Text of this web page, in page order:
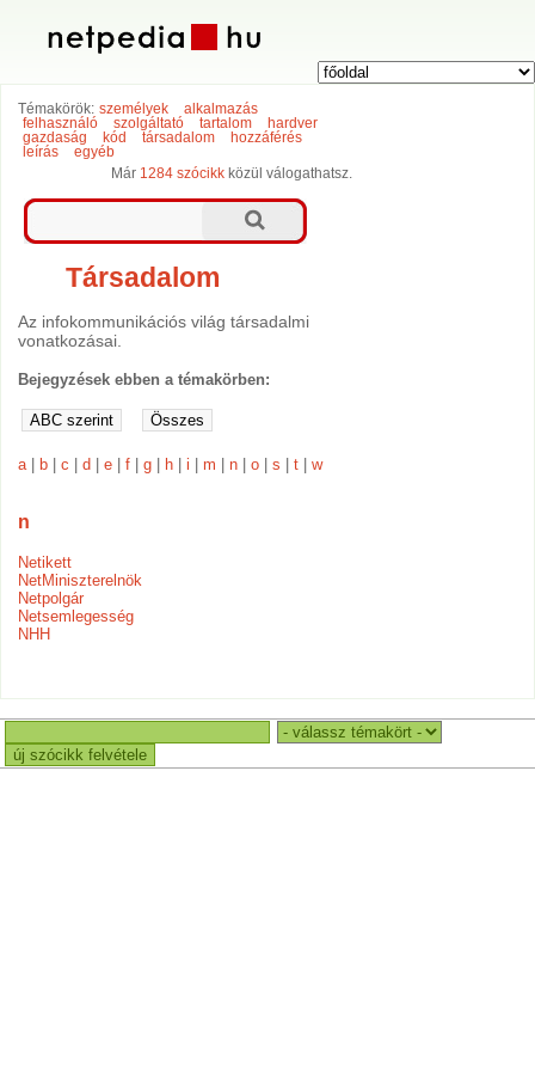
Témakörök: személyek
alkalmazás
felhasználó
szolgáltató tartalom
hardver
gazdaság
kód társadalom
hozzáférés
leírás
egyéb
Már 1284 szócikk közül válogathatsz.
Társadalom
Az infokommunikációs világ társadalmi
vonatkozásai.
Bejegyzések ebben a témakörben:
a| b |c |d |e |f |g h |i |m |n |o |s |t |w
n
Netikett
NetMiniszterelnök
Netpolgár
Netsemlegesség
NHH